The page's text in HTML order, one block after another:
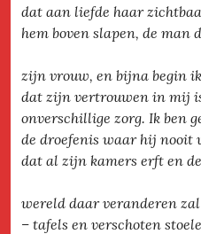
dat aan liefde haar
hem boven slapen, de man
zijn vrouw, en bijna begin
dat zijn vertrouwen in mij
onverschillige zorg. Ik ben
de droefenis waar hij nooit
dat al zijn kamers erft en
wereld daar veranderen
– tafels en verschoten